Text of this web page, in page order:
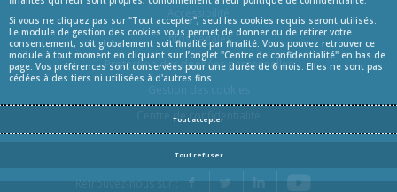
Si vous ne cliquez pas sur "Tout accepter", seul les cookies requis seront utilisés.
Le module de gestion des cookies vous permet de donner ou de retirer votre
consentement, soit globalement soit finalité par finalité. Vous pouvez retrouver ce
module à tout moment en cliquant sur l’onglet "Centre de confidentialité" en bas de
page. Vos préférences sont conservées pour une durée de 6 mois. Elles ne sont pas
cédées à des tiers ni utilisées à d'autres fins.
Tout accepter
Tout refuser
Infos Légales
Protection des données personnelles
Centre de confidentialité
Retrouvez-nous sur : FacebookTwitter LinkedIn